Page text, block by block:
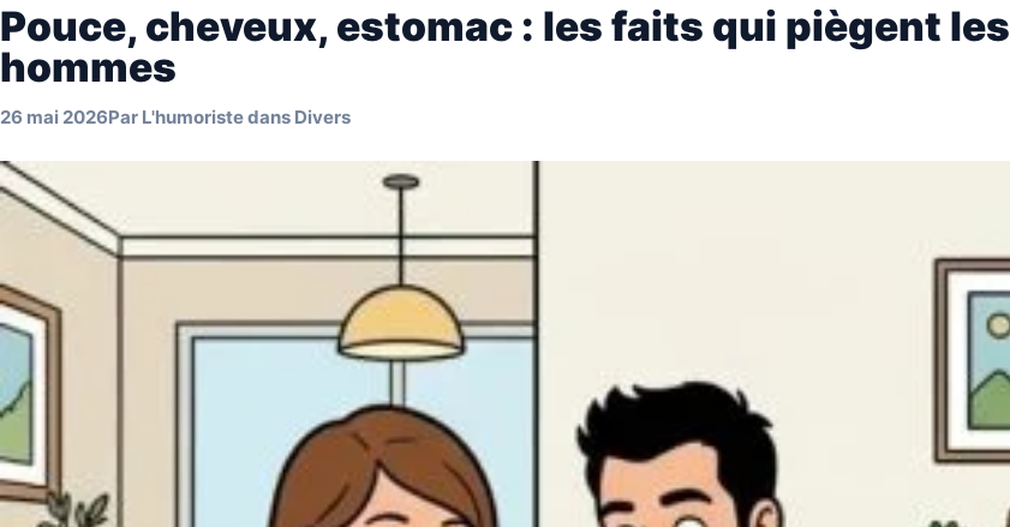
Pouce, cheveux, estomac : les faits qui piègent les
hommes
26 mai 2026Par L'humoristedans Divers